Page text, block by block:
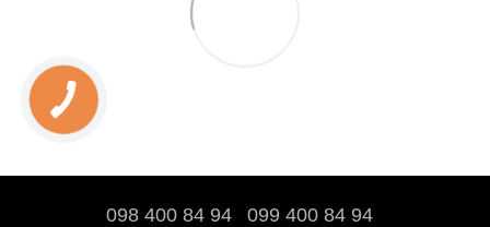
098 400 84 94‬ 099 400 84 94